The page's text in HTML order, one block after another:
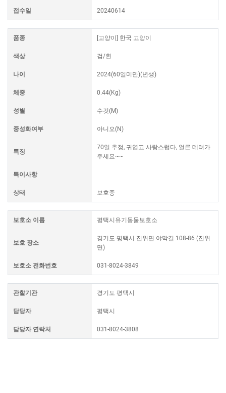
접수일 20240614
품종 [고양이] 한국 고양이
색상 검/흰
나이 2024(60일미만)(년생)
체중 0.44(Kg)
성별 수컷(M)
중성화여부 아니오(N)
특징
70일 추정, 귀엽고 사랑스럽다, 얼른 데려가
주세요~~
특이사항
상태 보호중
보호소 이름 평택시유기동물보호소
보호 장소
경기도 평택시 진위면 야막길 108-86 (진위
면)
보호소 전화번호 031-8024-3849
관할기관 경기도 평택시
담당자 평택시
담당자 연락처 031-8024-3808